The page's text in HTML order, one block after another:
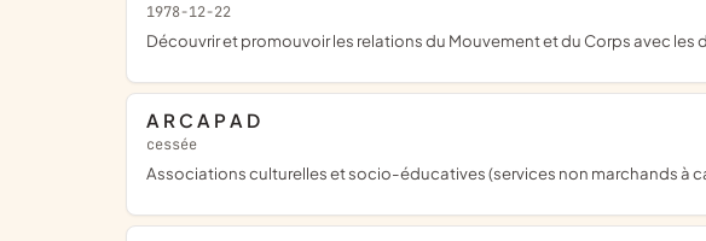
1978-12-22
découvrir et promouvoir les relations du Mouvement et du Corps avec
A R C A P A D
cessée
Associations culturelles et socio-éducatives (services non marchands à